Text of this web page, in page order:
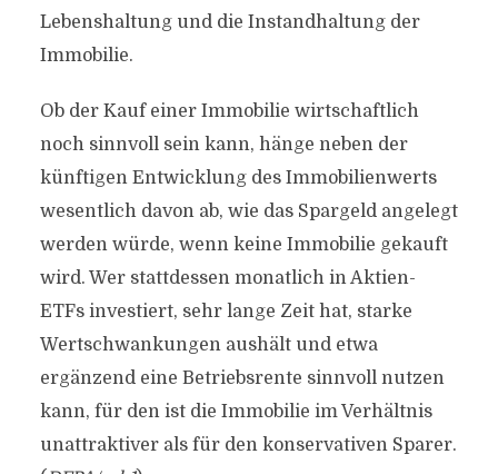
Lebenshaltung und die Instandhaltung der
Immobilie.
Ob der Kauf einer Immobilie wirtschaftlich
noch sinnvoll sein kann, hänge neben der
künftigen Entwicklung des Immobilienwerts
wesentlich davon ab, wie das Spargeld angelegt
werden würde, wenn keine Immobilie gekauft
wird. Wer stattdessen monatlich in Aktien-
ETFs investiert, sehr lange Zeit hat, starke
Wertschwankungen aushält und etwa
ergänzend eine Betriebsrente sinnvoll nutzen
kann, für den ist die Immobilie im Verhältnis
unattraktiver als für den konservativen Sparer.